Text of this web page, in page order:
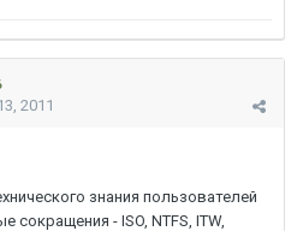
2011
знания пользователей
- ISO, NTFS, ITW,